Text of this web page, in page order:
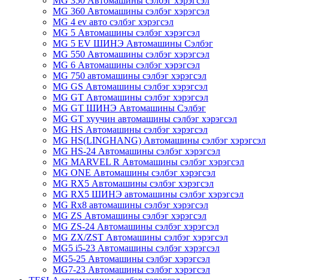
MG 360 Автомашины сэлбэг хэрэгсэл
MG 4 ev авто сэлбэг хэрэгсэл
MG 5 Автомашины сэлбэг хэрэгсэл
MG 5 EV ШИНЭ Автомашины Сэлбэг
MG 550 Автомашины сэлбэг хэрэгсэл
MG 6 Автомашины сэлбэг хэрэгсэл
MG 750 автомашины сэлбэг хэрэгсэл
MG GS Автомашины сэлбэг хэрэгсэл
MG GT Автомашины сэлбэг хэрэгсэл
MG GT ШИНЭ Автомашины Сэлбэг
MG GT хуучин автомашины сэлбэг хэрэгсэл
MG HS Автомашины сэлбэг хэрэгсэл
MG HS(LINGHANG) Автомашины сэлбэг хэрэгсэл
MG HS-24 Автомашины сэлбэг хэрэгсэл
MG MARVEL R Автомашины сэлбэг хэрэгсэл
MG ONE Автомашины сэлбэг хэрэгсэл
MG RX5 Автомашины сэлбэг хэрэгсэл
MG RX5 ШИНЭ автомашины сэлбэг хэрэгсэл
MG Rx8 автомашины сэлбэг хэрэгсэл
MG ZS Автомашины сэлбэг хэрэгсэл
MG ZS-24 Автомашины сэлбэг хэрэгсэл
MG ZX/ZST Автомашины сэлбэг хэрэгсэл
MG5 i5-23 Автомашины сэлбэг хэрэгсэл
MG5-25 Автомашины сэлбэг хэрэгсэл
MG7-23 Автомашины сэлбэг хэрэгсэл